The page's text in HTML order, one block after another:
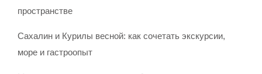
пространстве
Сахалин и Курилы весной: как сочетать экскурсии,
море и гастроопыт